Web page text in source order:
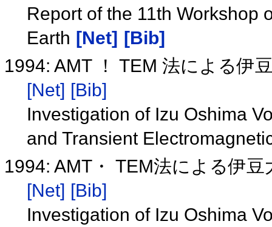
Report of the 11th Workshop
Earth [Net] [Bib]
1994: AMT ！ TEM 法による伊
[Net] [Bib]
Investigation of Izu Oshima
and Transient
1994: AMT・ TEM法による伊
[Net] [Bib]
Investigation of Izu Oshima